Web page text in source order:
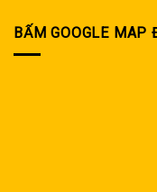
BẤM GOOGLE MAP